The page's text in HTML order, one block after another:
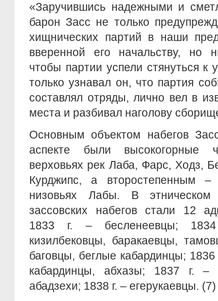
«Заручившись надежными и
барон Засс не только
хищнических партий в наши
вверенной его начальству, но
чтобы партии успели стянуться к
только узнавал он, что партия
составлял отряды, лично вел в
места и разбивал наголову
Основным объектом набегов
аспекте были высокогорные
верховьях рек Лаба, Фарс, Ходз,
Курджипс, а второстепенным
низовьях Лабы. В этническом
зассовских набегов стали 12
1833 г. – бесленеевцы;
кизилбековцы, баракаевцы,
баговцы, беглые кабардинцы; 1836
кабардинцы, абхазы; 1837 г. –
абадзехи; 1838 г. – егерукаевцы. (7)